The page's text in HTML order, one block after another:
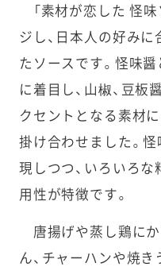
「素材が恋した 怪味
ジし、日本人の好み
たソースです。怪味
に着目し、山椒、豆板
クセントとなる素材
掛け合わせました。
現しつつ、いろいろ
用性が特徴です。
唐揚げや蒸し鶏にか
ん、チャーハンや焼